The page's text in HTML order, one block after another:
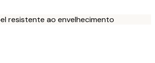
resistente ao envelhecimento